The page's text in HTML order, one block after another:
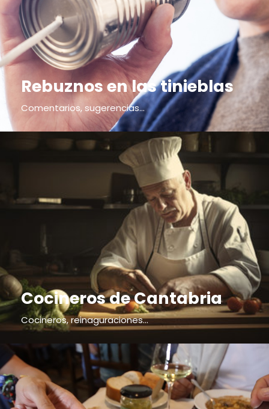
Rebuznos en las tinieblas
Comentarios, sugerencias...
Cocineros de Cantabria
Cocineros, reinaguraciones...